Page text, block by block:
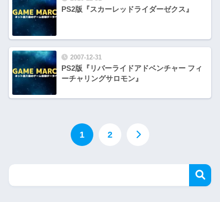
PS2版『スカーレッドライダーゼクス』
2007-12-31
PS2版『リバーライドアドベンチャー フィ
ーチャリングサロモン』
1 2